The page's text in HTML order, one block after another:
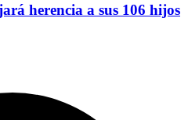
herencia a sus 106 hijos